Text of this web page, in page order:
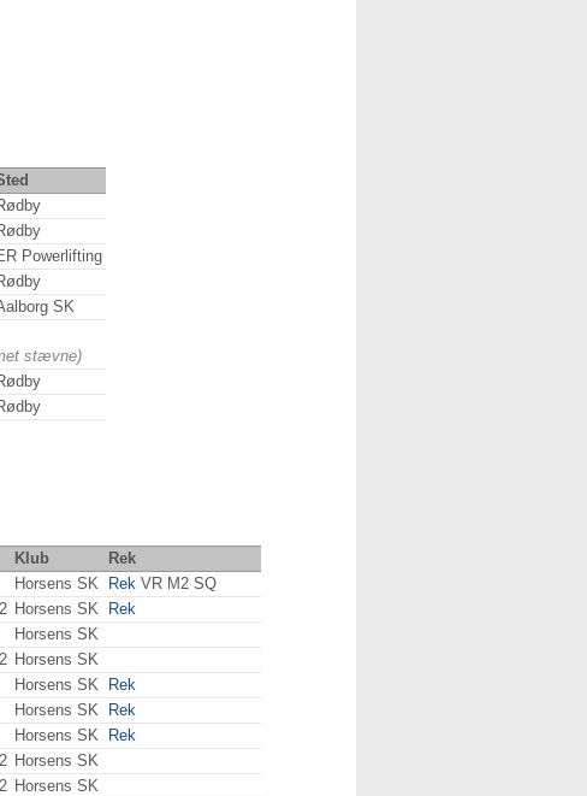
Powerlifting
SK
stævne)
Klub
Rek
Horsens SK Rek VR M2 SQ
Horsens SK
Rek
Horsens SK
Horsens SK
Horsens SK
Rek
Horsens SK
Rek
Horsens SK
Rek
Horsens SK
Horsens SK